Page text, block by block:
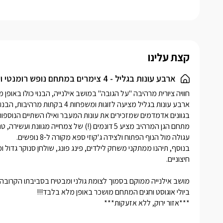
מרהיבה
היציאה
בהמשך
פנימי
קצת עלינו
ארבע עונות בגליל - 4 צימרים במתחם נופש רומנטי ויפהפה מול הנוף, עם בריכה חלומית וגקוזי ספא ענק.
***אזור ירוק, ללא אזעקות***